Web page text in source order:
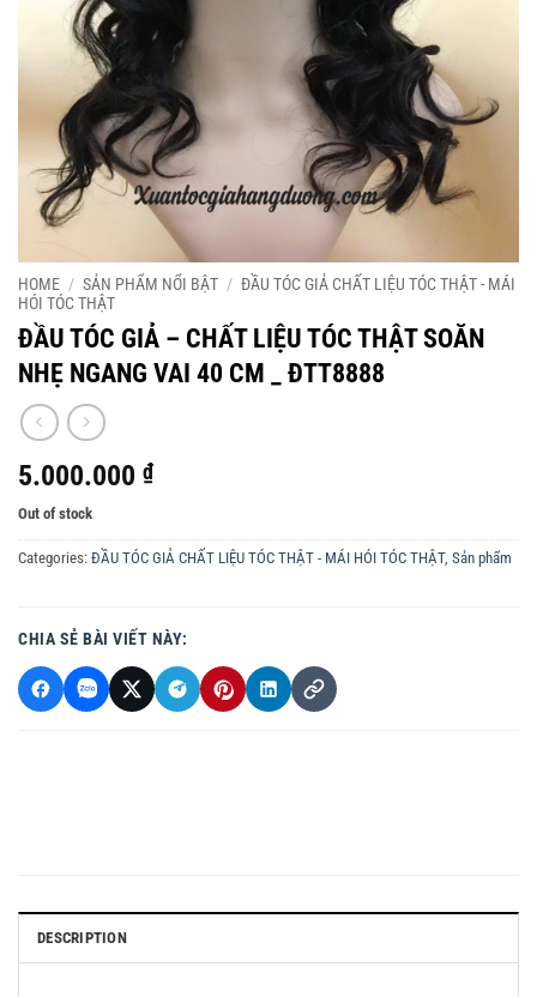
HOME / SẢN PHẨM NỔI BẬT / ĐẦU TÓC GIẢ CHẤT LIỆU TÓC THẬT - MÁI
HÓI TÓC THẬT
ĐẦU TÓC GIẢ – CHẤT LIỆU TÓC THẬT SOĂN
NHẸ NGANG VAI 40 CM _ ĐTT8888
5.000.000 ₫
Out of stock
Categories: ĐẦU TÓC GIẢ CHẤT LIỆU TÓC THẬT - MÁI HÓI TÓC THẬT, Sản phẩm
CHIA SẺ BÀI VIẾT NÀY:
DESCRIPTION